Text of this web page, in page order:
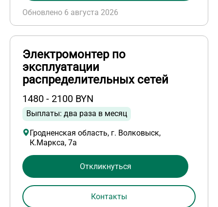
Обновлено 6 августа 2026
Электромонтер по
эксплуатации
распределительных сетей
1480 - 2100 BYN
Выплаты: два раза в месяц
Гродненская область, г. Волковыск,
К.Маркса, 7а
Откликнуться
Контакты